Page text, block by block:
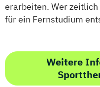
erarbeiten. Wer
für ein Fernstudium
Weitere